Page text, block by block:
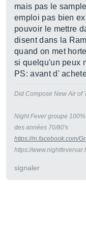
mais pas le
emploi pas bien
pouvoir le mettre
disent dans la
quand on met
si quelqu'un peux
PS: avant d'
Did Compose New Air of
Night Fever groupe
des années 70/80's
https://m.facebook.com/
https://
signaler